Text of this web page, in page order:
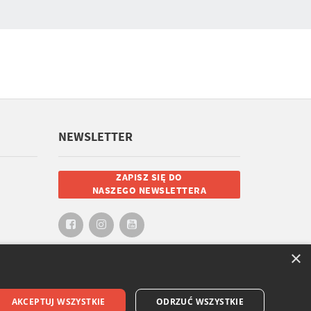
NEWSLETTER
ZAPISZ SIĘ DO
NASZEGO NEWSLETTERA
×
AKCEPTUJ WSZYSTKIE ODRZUĆ WSZYSTKIE